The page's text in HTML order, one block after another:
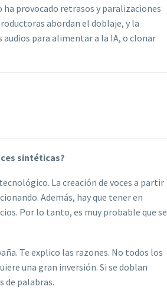
ha provocado retrasos y paralizaciones
abordan el doblaje, y la
audios para alimentar a la IA, o clonar
sintéticas?
La creación de voces a partir
Además, hay que tener en
Por lo tanto, es muy probable que se
Te explico las razones. No todos los
una gran inversión. Si se doblan
de palabras.